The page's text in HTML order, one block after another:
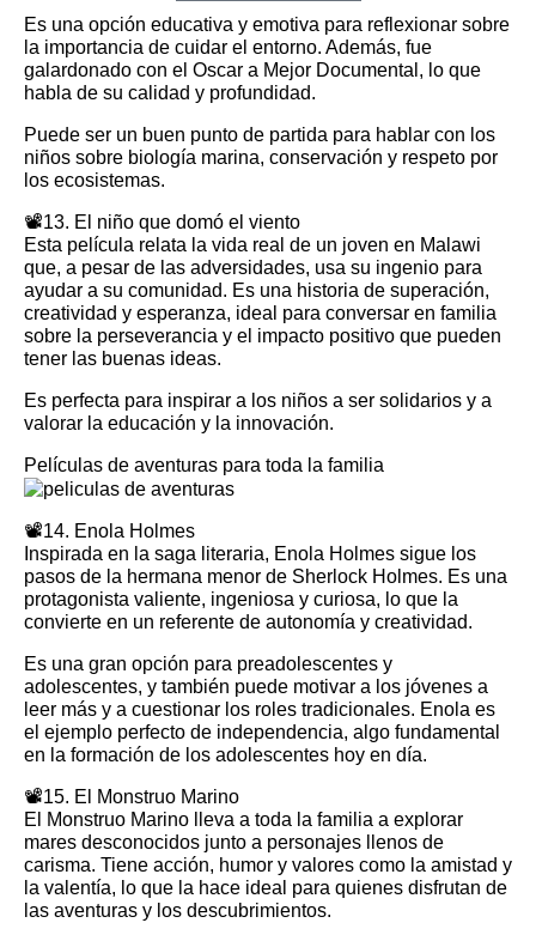
Es una opción educativa y emotiva para reflexionar sobre
la importancia de cuidar el entorno. Además, fue
galardonado con el Oscar a Mejor Documental, lo que
habla de su calidad y profundidad.
Puede ser un buen punto de partida para hablar con los
niños sobre biología marina, conservación y respeto por
los ecosistemas.
📽️13. El niño que domó el viento
Esta película relata la vida real de un joven en Malawi
que, a pesar de las adversidades, usa su ingenio para
ayudar a su comunidad. Es una historia de superación,
creatividad y esperanza, ideal para conversar en familia
sobre la perseverancia y el impacto positivo que pueden
tener las buenas ideas.
Es perfecta para inspirar a los niños a ser solidarios y a
valorar la educación y la innovación.
Películas de aventuras para toda la familia
📽️14. Enola Holmes
Inspirada en la saga literaria, Enola Holmes sigue los
pasos de la hermana menor de Sherlock Holmes. Es una
protagonista valiente, ingeniosa y curiosa, lo que la
convierte en un referente de autonomía y creatividad.
Es una gran opción para preadolescentes y
adolescentes, y también puede motivar a los jóvenes a
leer más y a cuestionar los roles tradicionales. Enola es
el ejemplo perfecto de independencia, algo fundamental
en la formación de los adolescentes hoy en día.
📽️15. El Monstruo Marino
El Monstruo Marino lleva a toda la familia a explorar
mares desconocidos junto a personajes llenos de
carisma. Tiene acción, humor y valores como la amistad y
la valentía, lo que la hace ideal para quienes disfrutan de
las aventuras y los descubrimientos.